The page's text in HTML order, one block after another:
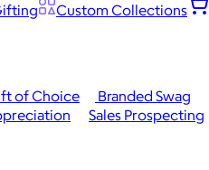
Custom Collections
of Choice
Branded Swag
Sales Prospecting